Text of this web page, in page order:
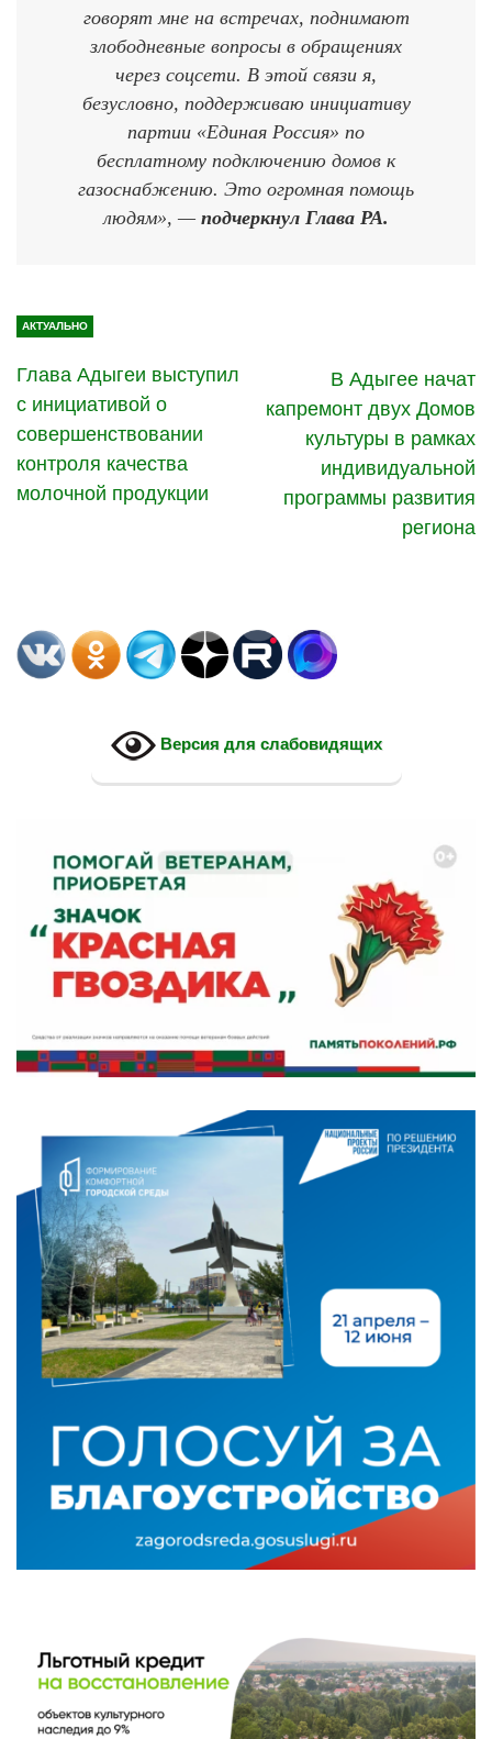
говорят мне на встречах, поднимают
злободневные вопросы в обращениях
через соцсети. В этой связи я,
безусловно, поддерживаю инициативу
партии «Единая Россия» по
бесплатному подключению домов к
газоснабжению. Это огромная помощь
людям», — подчеркнул Глава РА.
АКТУАЛЬНО
Глава Адыгеи выступил
с инициативой о
совершенствовании
контроля качества
молочной продукции
В Адыгее начат
капремонт двух Домов
культуры в рамках
индивидуальной
программы развития
региона
Версия для слабовидящих